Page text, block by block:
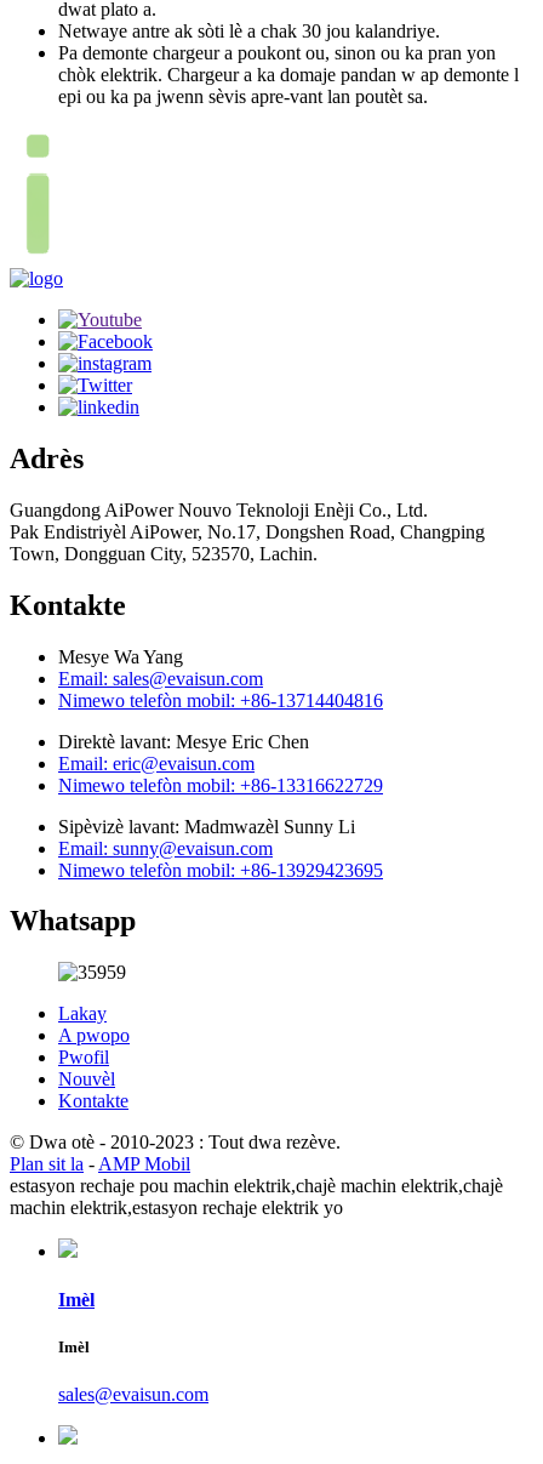
dwat plato a.
Netwaye antre ak sòti lè a chak 30 jou kalandriye.
Pa demonte chargeur a poukont ou, sinon ou ka pran yon
chòk elektrik. Chargeur a ka domaje pandan w ap demonte l
epi ou ka pa jwenn sèvis apre-vant lan poutèt sa.
Adrès
Guangdong AiPower Nouvo Teknoloji Enèji Co., Ltd.
Pak Endistriyèl AiPower, No.17, Dongshen Road, Changping
Town, Dongguan City, 523570, Lachin.
Kontakte
Mesye Wa Yang
Email: sales@evaisun.com
Nimewo telefòn mobil: +86-13714404816
Direktè lavant: Mesye Eric Chen
Email: eric@evaisun.com
Nimewo telefòn mobil: +86-13316622729
Sipèvizè lavant: Madmwazèl Sunny Li
Email: sunny@evaisun.com
Nimewo telefòn mobil: +86-13929423695
Whatsapp
Lakay
A pwopo
Pwofil
Nouvèl
Kontakte
© Dwa otè - 2010-2023 : Tout dwa rezève.
Plan sit la - AMP Mobil
estasyon rechaje pou machin elektrik,chajè machin elektrik,chajè
machin elektrik,estasyon rechaje elektrik yo
Imèl
Imèl
sales@evaisun.com